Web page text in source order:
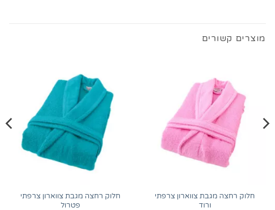
מוצרים קשורים
חלוק רחצה מגבת צווארון צרפתי
ורוד
חלוק רחצה מגבת צווארון צרפתי
פטרול